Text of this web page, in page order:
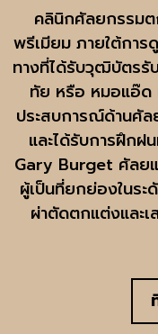
คลินิกศัลยกรรมต
พรีเมียม ภายใต้กา
ทางที่ได้รับวุฒิบัตร
ทัย หรือ หมอแอ๊ด
ประสบการณ์ด้านศัล
และได้รับการฝึกฝ
Gary Burget ศัลย
ผู้เป็นที่ยกย่องในระ
ผ่าตัดตกแต่งและ